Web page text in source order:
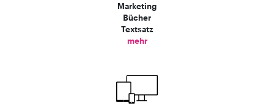
Marketing
Bücher
Textsatz
mehr